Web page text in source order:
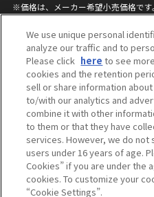
※価格は、メーカー希望小売価格です。
ざいますのでご了承ください。
privacypolicy
ウェブサイトご利用条件
個人情報保護方針
©BANDAI
We use unique personal
analyze our traffic and to
Please click here to see
cookies and the retention
sell or share information
to/with our analytics and
combine it with other
to them or that they have
services. However, we do
users under 16 years of age.
Cookies” if you are under the
cookies. To customize your
“Cookie Settings”.